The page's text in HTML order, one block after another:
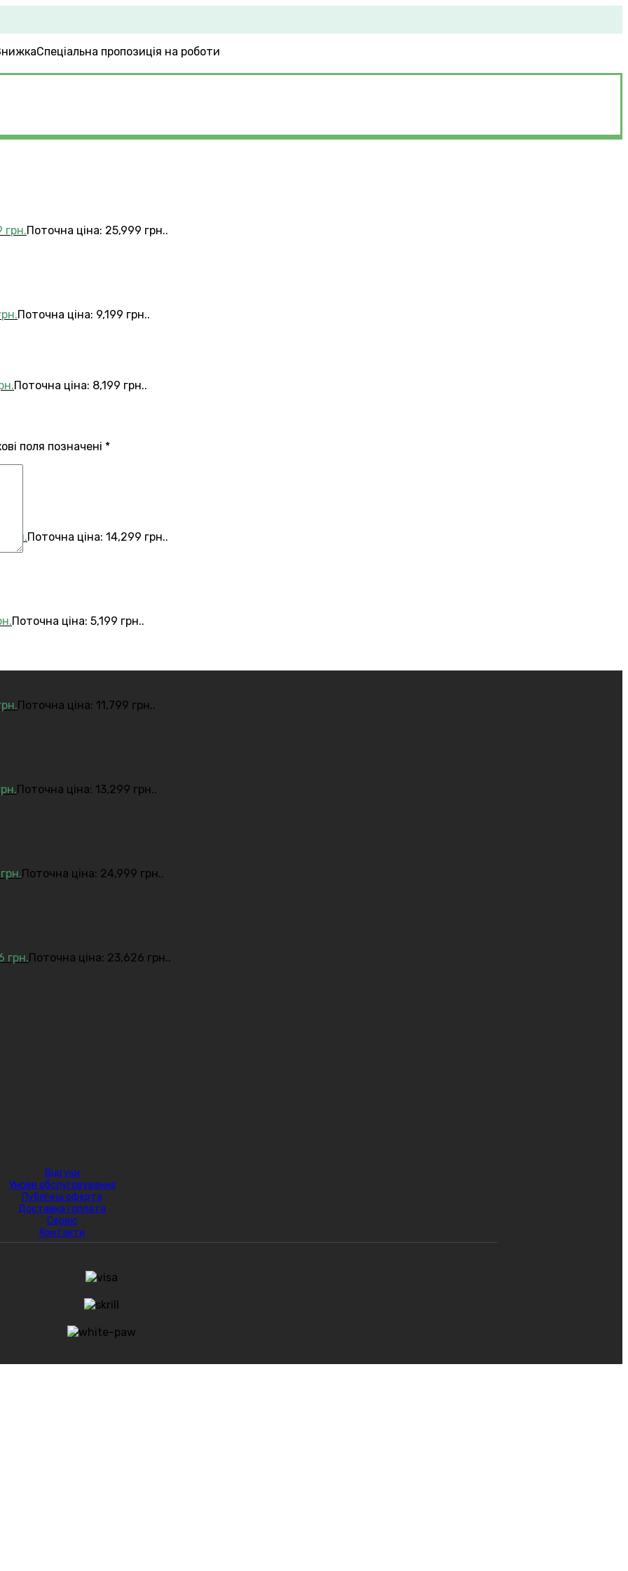
Спеціальна пропозиція на роботи
грн.Поточна ціна: 25,999 грн..
Поточна ціна: 9,199 грн..
Поточна ціна: 8,199 грн..
грн.Поточна ціна: 14,299 грн..
Поточна ціна: 5,199 грн..
Поточна ціна: 11,799 грн..
Поточна ціна: 13,299 грн..
грн. Поточна ціна: 24,999 грн..
грн.Поточна ціна: 23,626 грн..
поля позначені *
Відгуки
Умови обслуговування
Публічна оферта
Доставка і оплата
Сервіс
Контакти